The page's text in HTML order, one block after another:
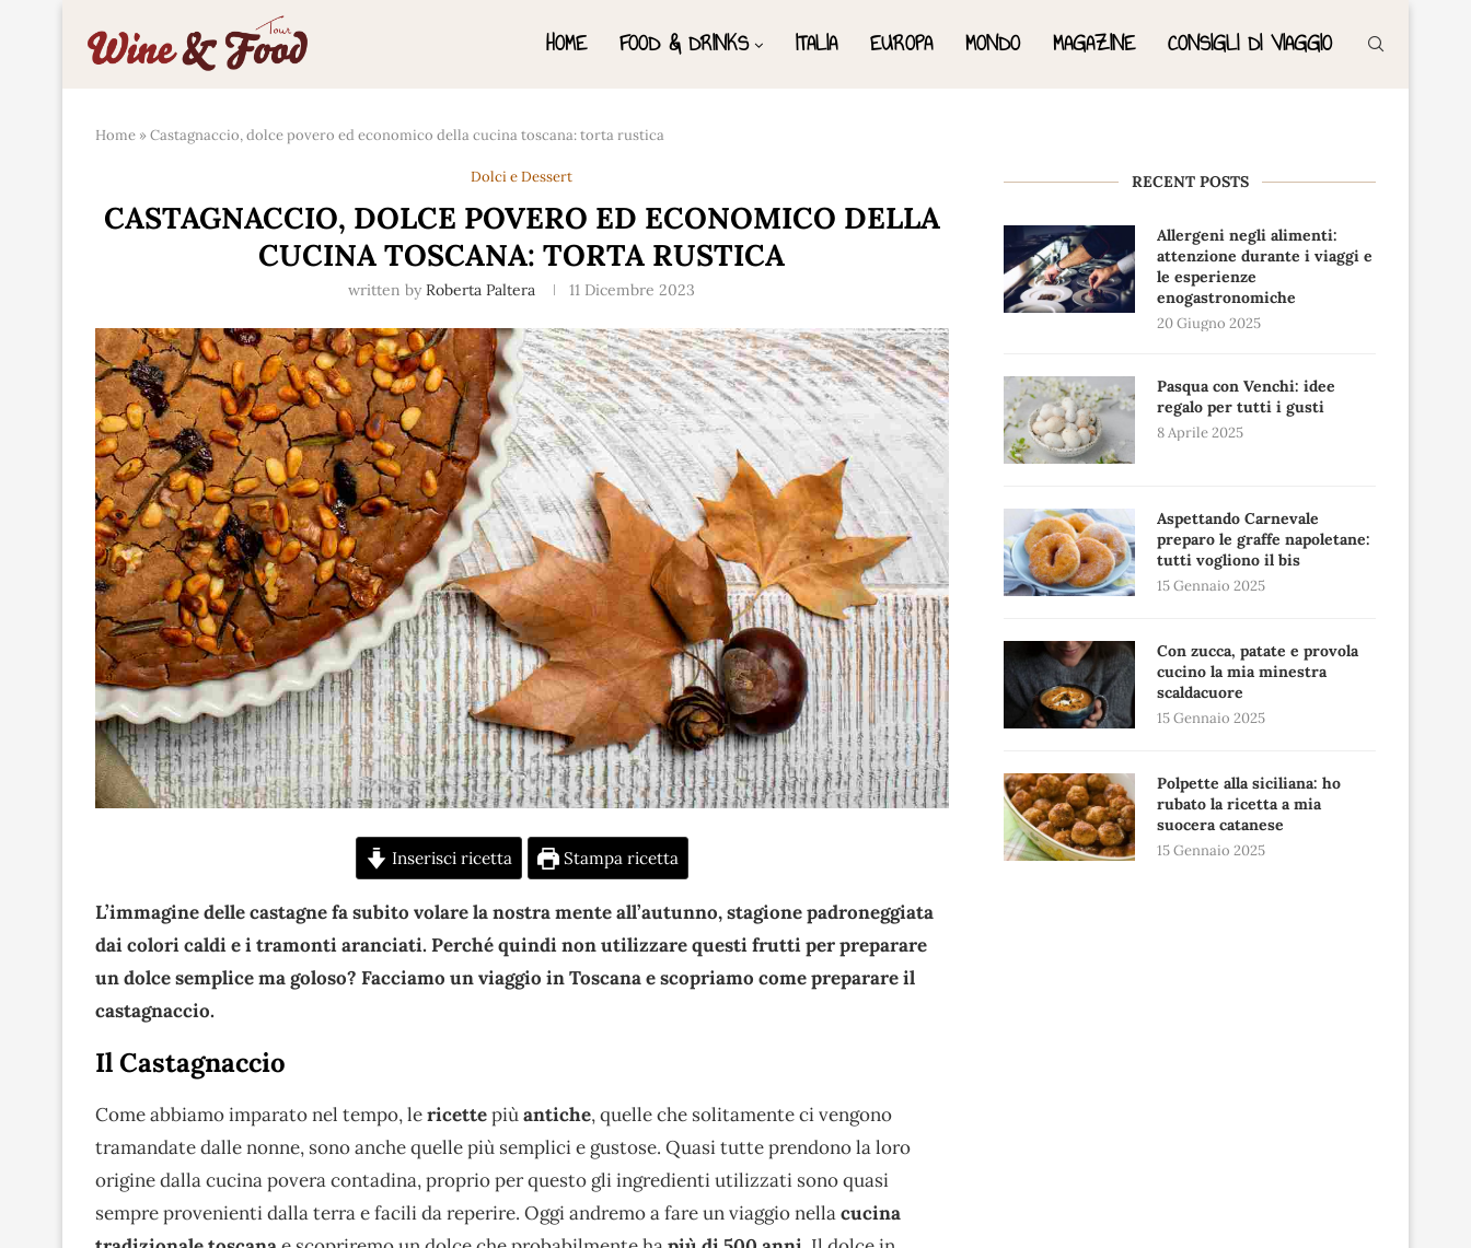
HOME FOOD & DRINKS ITALIA EUROPA MONDO MAGAZINE CONSIGLI DI VIAGGIO
Home »Castagnaccio, dolce povero ed economico della cucina toscana: torta rustica
Dolci e Dessert
CASTAGNACCIO, DOLCE POVERO ED ECONOMICO DELLA
CUCINA TOSCANA: TORTA RUSTICA
written byRoberta Paltera 11 Dicembre 2023
Inserisci ricetta Stampa ricetta
L’immagine delle castagne fa subito volare la nostra mente all’autunno, stagione padroneggiata
dai colori caldi e i tramonti aranciati. Perché quindi non utilizzare questi frutti per preparare
un dolce semplice ma goloso? Facciamo un viaggio in Toscana e scopriamo come preparare il
castagnaccio.
Il Castagnaccio
Come abbiamo imparato nel tempo, lericettepiùantiche, quelle che solitamente ci vengono
tramandate dalle nonne, sono anche quelle più semplici e gustose. Quasi tutte prendono la loro
origine dalla cucina povera contadina, proprio per questo gli ingredienti utilizzati sono quasi
sempre provenienti dalla terra e facili da reperire. Oggi andremo a fare un viaggio nellacucina
RECENT POSTS
Allergeni negli alimenti:
attenzione durante i viaggi e
le esperienze
enogastronomiche
20 Giugno 2025
Pasqua con Venchi: idee
regalo per tutti i gusti
8 Aprile 2025
Aspettando Carnevale
preparo le graffe napoletane:
tutti vogliono il bis
15 Gennaio 2025
Con zucca, patate e provola
cucino la mia minestra
scaldacuore
15 Gennaio 2025
Polpette alla siciliana: ho
rubato la ricetta a mia
suocera catanese
15 Gennaio 2025